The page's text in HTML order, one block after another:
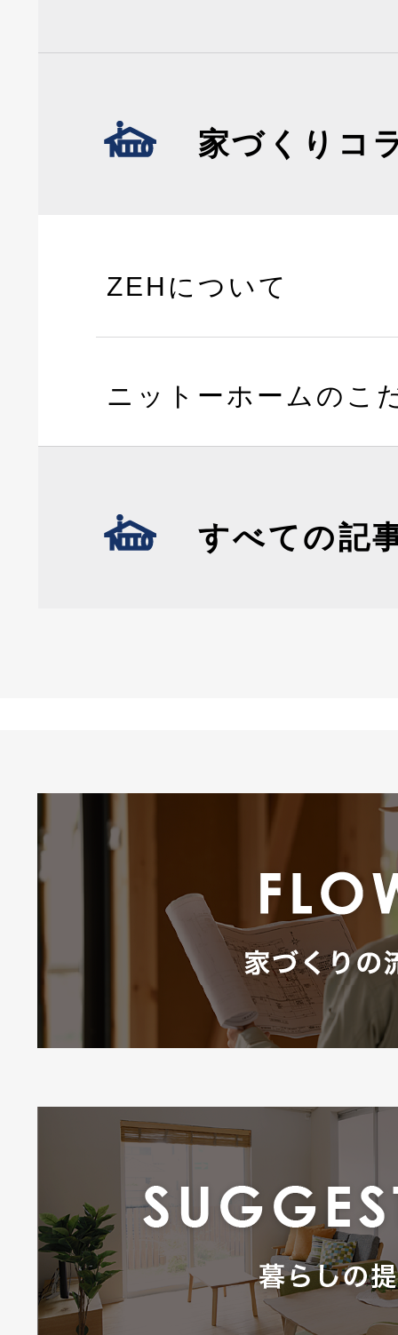
家づくりコ
ZEHについて
ニットーホームのこ
すべての記